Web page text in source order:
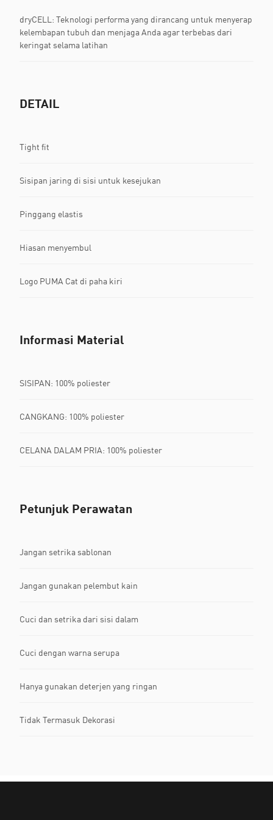
dryCELL: Teknologi performa yang dirancang untuk menyerap
kelembapan tubuh dan menjaga Anda agar terbebas dari
keringat selama latihan
DETAIL
Tight fit
Sisipan jaring di sisi untuk kesejukan
Pinggang elastis
Hiasan menyembul
Logo PUMA Cat di paha kiri
Informasi Material
SISIPAN: 100% poliester
CANGKANG: 100% poliester
CELANA DALAM PRIA: 100% poliester
Petunjuk Perawatan
Jangan setrika sablonan
Jangan gunakan pelembut kain
Cuci dan setrika dari sisi dalam
Cuci dengan warna serupa
Hanya gunakan deterjen yang ringan
Tidak Termasuk Dekorasi